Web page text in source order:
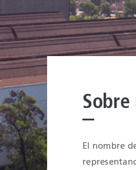
El nombre